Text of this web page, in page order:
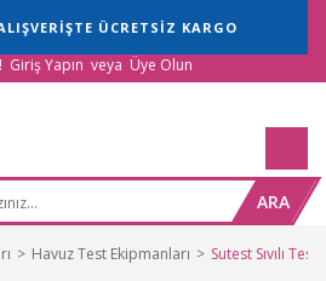
ÜCRETSİZ KARGO
Giriş Yapın veya Üye Olun
ARA
Havuz Test Ekipmanları Sutest Sıvılı Test